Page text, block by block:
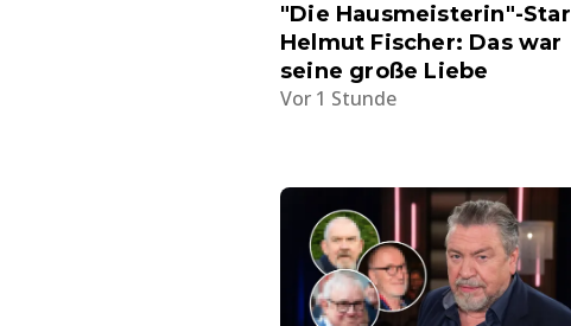
"Die Hausmeisterin"-Star
Helmut Fischer: Das war
seine große Liebe
Vor 1 Stunde